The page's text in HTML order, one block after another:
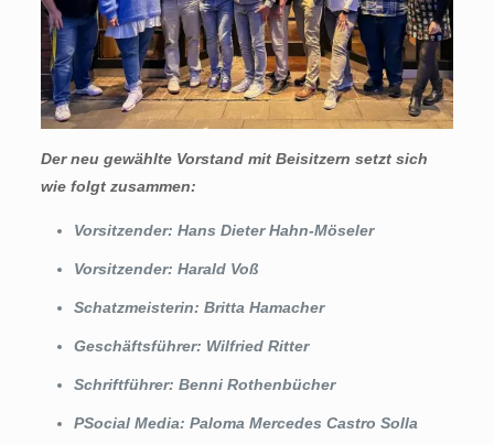
Der neu gewählte Vorstand mit Beisitzern setzt sich
wie folgt zusammen:
Vorsitzender: Hans Dieter Hahn-Möseler
Vorsitzender: Harald Voß
Schatzmeisterin: Britta Hamacher
Geschäftsführer: Wilfried Ritter
Schriftführer: Benni Rothenbücher
PSocial Media: Paloma Mercedes Castro Solla